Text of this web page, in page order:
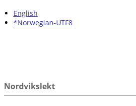
English
*Norwegian-UTF8
Nordvikslekt